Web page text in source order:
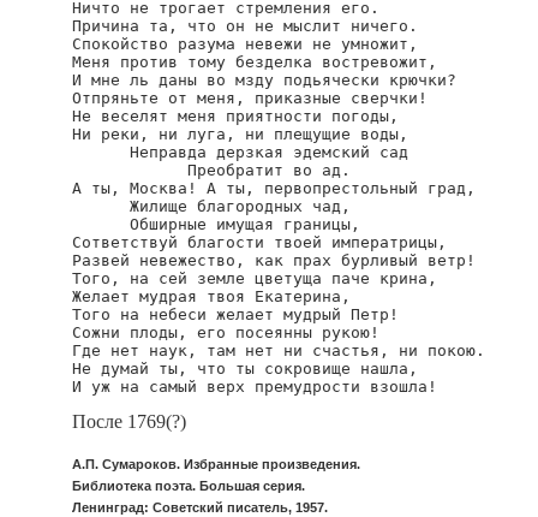
Ничто не трогает стремления его.
Причина та, что он не мыслит ничего.
Спокойство разума невежи не умножит,
Меня против тому безделка востревожит,
И мне ль даны во мзду подьячески крючки?
Отпряньте от меня, приказные сверчки!
Не веселят меня приятности погоды,
Ни реки, ни луга, ни плещущие воды,
      Неправда дерзкая эдемский сад
            Преобратит во ад.
А ты, Москва! А ты, первопрестольный град,
      Жилище благородных чад,
      Обширные имущая границы,
Сответствуй благости твоей императрицы,
Развей невежество, как прах бурливый ветр!
Того, на сей земле цветуща паче крина,
Желает мудрая твоя Екатерина,
Того на небеси желает мудрый Петр!
Сожни плоды, его посеянны рукою!
Где нет наук, там нет ни счастья, ни покою.
Не думай ты, что ты сокровище нашла,
И уж на самый верх премудрости взошла!
После 1769(?)
А.П. Сумароков. Избранные произведения.
Библиотека поэта. Большая серия.
Ленинград: Советский писатель, 1957.